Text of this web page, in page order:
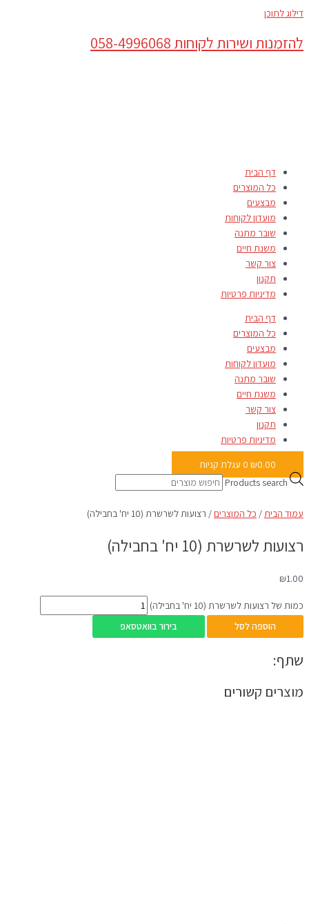
דילוג לתוכן
להזמנות ושירות לקוחות 058-4996068
דף הבית
כל המוצרים
מבצעים
מועדון לקוחות
שובר מתנה
משנת חיים
צור קשר
תקנון
מדיניות פרטיות
דף הבית
כל המוצרים
מבצעים
מועדון לקוחות
שובר מתנה
משנת חיים
צור קשר
תקנון
מדיניות פרטיות
₪0.00
0 עגלת קניות
Products search
עמוד הבית/ כל המוצרים / רצועות לשרשרת (10 יח' בחבילה)
רצועות לשרשרת (10 יח' בחבילה)
₪1.00
כמות של רצועות לשרשרת (10 יח' בחבילה)
הוספה לסל
בירור בוואטסאפ
שתף:
מוצרים קשורים